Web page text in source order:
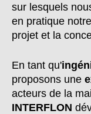
sur lesquels
en pratique
projet et la
En tant qu'
proposons une
acteurs de la
INTERFLON